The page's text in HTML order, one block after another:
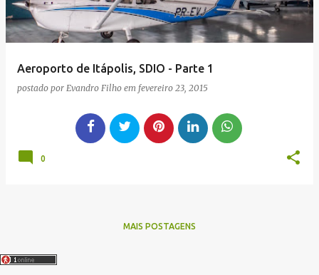
s
Aeroporto de Itápolis, SDIO - Parte 1
postado por Evandro Filho em fevereiro 23, 2015
0
MAIS POSTAGENS